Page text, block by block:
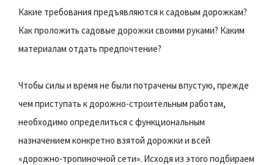
Какие требования предъявляются к садовым дорожкам?
Как проложить садовые дорожки своими руками? Каким
материалам отдать предпочтение?
Чтобы силы и время не были потрачены впустую, прежде
чем приступать к дорожно-строительным работам,
необходимо определиться с функциональным
назначением конкретно взятой дорожки и всей
«дорожно-тропиночной сети». Исходя из этого подбираем